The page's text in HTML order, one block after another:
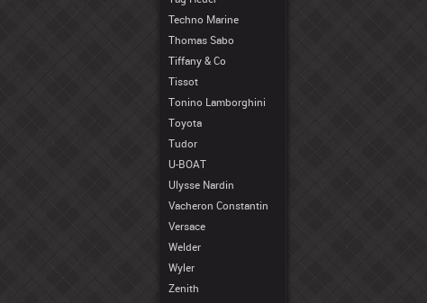
Techno Marine
Thomas Sabo
Tiffany & Co
Tissot
Tonino Lamborghini
Toyota
Tudor
U-BOAT
Ulysse Nardin
Vacheron Constantin
Versace
Welder
Wyler
Zenith